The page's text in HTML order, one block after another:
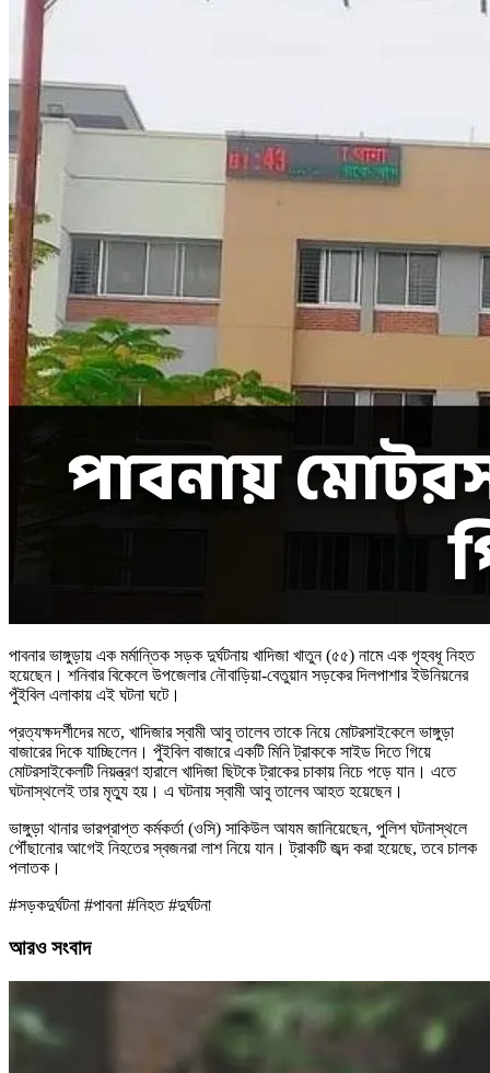
পাবনার ভাঙ্গুড়ায় এক মর্মান্তিক সড়ক দুর্ঘটনায় খাদিজা খাতুন (৫৫) নামে এক গৃহবধূ নিহত
হয়েছেন। শনিবার বিকেলে উপজেলার নৌবাড়িয়া-বেতুয়ান সড়কের দিলপাশার ইউনিয়নের
পুঁইবিল এলাকায় এই ঘটনা ঘটে।
প্রত্যক্ষদর্শীদের মতে, খাদিজার স্বামী আবু তালেব তাকে নিয়ে মোটরসাইকেলে ভাঙ্গুড়া
বাজারের দিকে যাচ্ছিলেন। পুঁইবিল বাজারে একটি মিনি ট্রাককে সাইড দিতে গিয়ে
মোটরসাইকেলটি নিয়ন্ত্রণ হারালে খাদিজা ছিটকে ট্রাকের চাকায় নিচে পড়ে যান। এতে
ঘটনাস্থলেই তার মৃত্যু হয়। এ ঘটনায় স্বামী আবু তালেব আহত হয়েছেন।
ভাঙ্গুড়া থানার ভারপ্রাপ্ত কর্মকর্তা (ওসি) সাকিউল আযম জানিয়েছেন, পুলিশ ঘটনাস্থলে
পৌঁছানোর আগেই নিহতের স্বজনরা লাশ নিয়ে যান। ট্রাকটি জব্দ করা হয়েছে, তবে চালক
পলাতক।
#সড়কদুর্ঘটনা #পাবনা #নিহত #দুর্ঘটনা
আরও সংবাদ